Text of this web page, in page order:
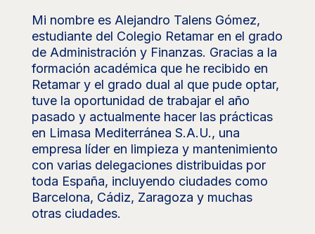
Mi nombre es Alejandro Talens Gómez,
estudiante del Colegio Retamar en el grado
de Administración y Finanzas. Gracias a la
formación académica que he recibido en
Retamar y el grado dual al que pude optar,
tuve la oportunidad de trabajar el año
pasado y actualmente hacer las prácticas
en Limasa Mediterránea S.A.U., una
empresa líder en limpieza y mantenimiento
con varias delegaciones distribuidas por
toda España, incluyendo ciudades como
Barcelona, Cádiz, Zaragoza y muchas
otras ciudades.